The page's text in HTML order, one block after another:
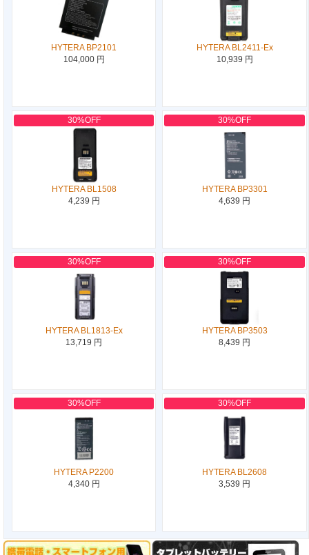
HYTERA BP2101
104,000 円
HYTERA BL2411-Ex
10,939 円
30%OFF
HYTERA BL1508
4,239 円
30%OFF
HYTERA BP3301
4,639 円
30%OFF
HYTERA BL1813-Ex
13,719 円
30%OFF
HYTERA BP3503
8,439 円
30%OFF
HYTERA P2200
4,340 円
30%OFF
HYTERA BL2608
3,539 円